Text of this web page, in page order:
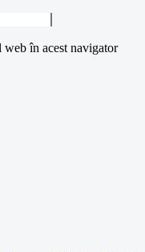
web în acest navigator